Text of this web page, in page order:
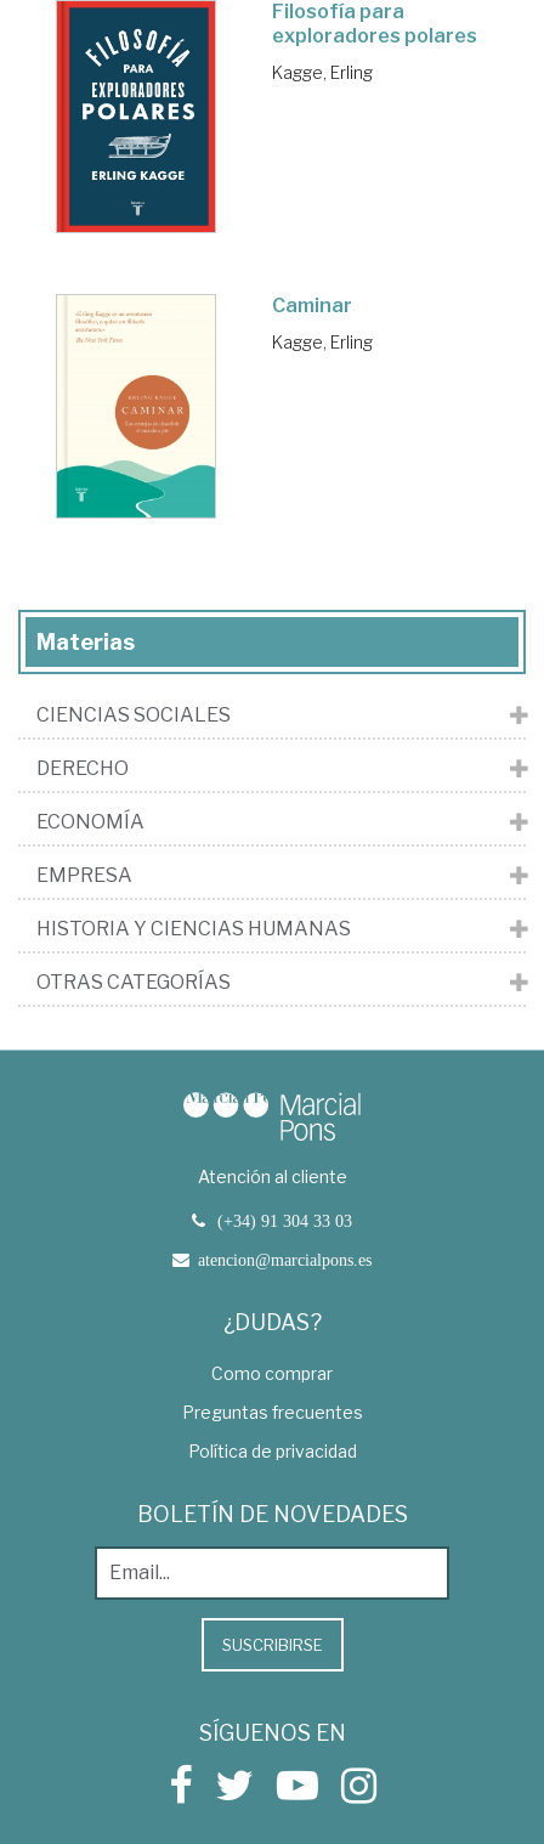
Filosofía para
exploradores polares
Kagge, Erling
Caminar
Kagge, Erling
Materias
CIENCIAS SOCIALES
DERECHO
ECONOMÍA
EMPRESA
HISTORIA Y CIENCIAS HUMANAS
OTRAS CATEGORÍAS
Atención al cliente
(+34) 91 304 33 03
atencion@marcialpons.es
¿DUDAS?
Como comprar
Preguntas frecuentes
Política de privacidad
BOLETÍN DE NOVEDADES
SUSCRIBIRSE
SÍGUENOS EN